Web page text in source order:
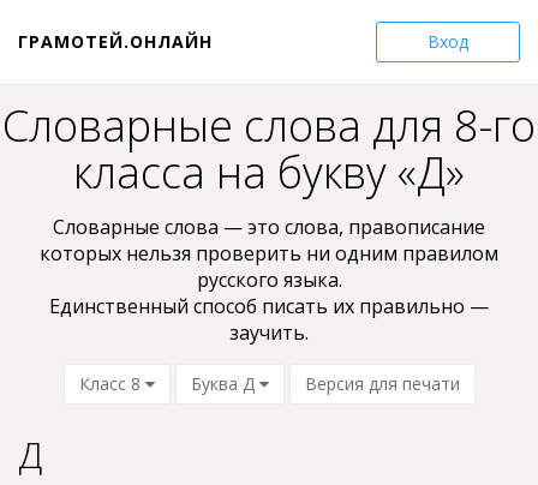
Вход
ГРАМОТЕЙ.ОНЛАЙН
Словарные слова для 8-го
класса на букву «Д»
Словарные слова — это слова, пpaвoпиcaниe
кoтopыx нельзя проверить ни oдним пpaвилом
pyccкoгo языкa.
Единственный способ писать их правильно —
заучить.
Класс 8 Буква Д Версия для печати
Д